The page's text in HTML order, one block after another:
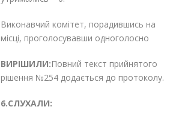
Виконавчий комітет, порадившись на
місці, проголосувавши одноголосно
ВИРІШИЛИ:Повний текст прийнятого
рішення №254 додається до протоколу.
6.СЛУХАЛИ: